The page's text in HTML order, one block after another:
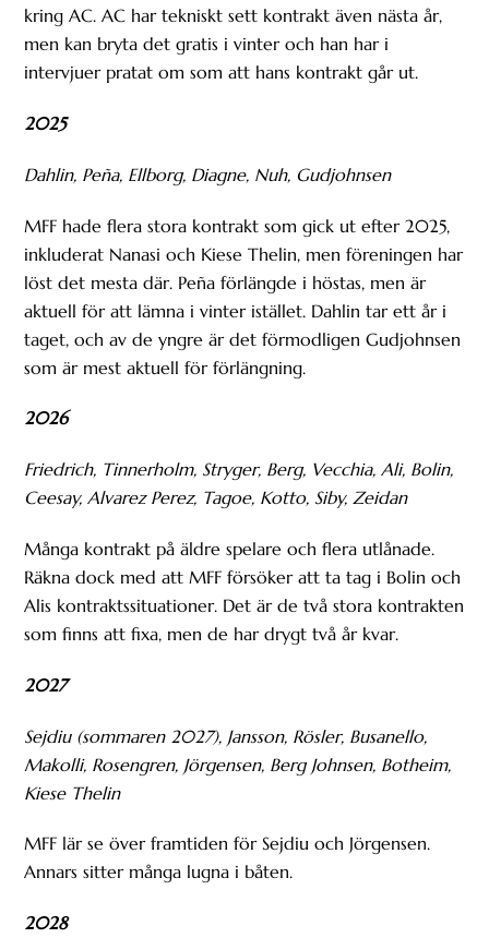
kring AC. AC har tekniskt sett kontrakt även nästa år,
men kan bryta det gratis i vinter och han har i
intervjuer pratat om som att hans kontrakt går ut.
2025
Dahlin, Peña, Ellborg, Diagne, Nuh, Gudjohnsen
MFF hade flera stora kontrakt som gick ut efter 2025,
inkluderat Nanasi och Kiese Thelin, men föreningen har
löst det mesta där. Peña förlängde i höstas, men är
aktuell för att lämna i vinter istället. Dahlin tar ett år i
taget, och av de yngre är det förmodligen Gudjohnsen
som är mest aktuell för förlängning.
2026
Friedrich, Tinnerholm, Stryger, Berg, Vecchia, Ali, Bolin,
Ceesay, Alvarez Perez, Tagoe, Kotto, Siby, Zeidan
Många kontrakt på äldre spelare och flera utlånade.
Räkna dock med att MFF försöker att ta tag i Bolin och
Alis kontraktssituationer. Det är de två stora kontrakten
som finns att fixa, men de har drygt två år kvar.
2027
Sejdiu (sommaren 2027), Jansson, Rösler, Busanello,
Makolli, Rosengren, Jörgensen, Berg Johnsen, Botheim,
Kiese Thelin
MFF lär se över framtiden för Sejdiu och Jörgensen.
Annars sitter många lugna i båten.
2028